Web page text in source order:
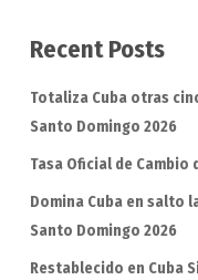
Recent Posts
Totaliza Cuba otras
Santo Domingo 2026
Tasa Oficial de Cambio
Domina Cuba en salto
Santo Domingo 2026
Restablecido en Cuba